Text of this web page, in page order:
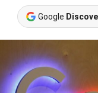
Google